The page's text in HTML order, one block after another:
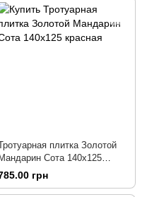
плитка Золотой
Мандарин Сота 140х125
грн